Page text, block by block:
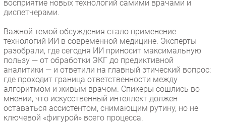
восприятие новых технологий самими врачами и
диспетчерами.
Важной темой обсуждения стало применение
технологий ИИ в современной медицине. Эксперты
разобрали, где сегодня ИИ приносит максимальную
пользу — от обработки ЭКГ до предиктивной
аналитики — и ответили на главный этический вопрос:
где проходит граница ответственности между
алгоритмом и живым врачом. Спикеры сошлись во
мнении, что искусственный интеллект должен
оставаться ассистентом, снимающим рутину, но не
ключевой «фигурой» всего процесса.